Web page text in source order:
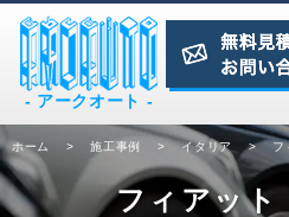
- アークオート -
ホーム > 施工事例 > イタリア > フ
フィアット